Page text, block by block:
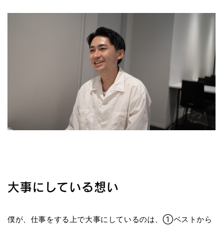
大事にしている想い
僕が、仕事をする上で大事にしているのは、①ベストから